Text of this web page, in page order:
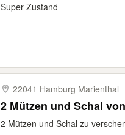
Super Zustand
22041 Hamburg Marienthal
2 Mützen und Schal
2 Mützen und Schal zu